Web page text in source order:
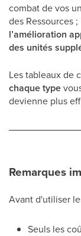
combat de vos
des Ressources
l’amélioration
des unités
Les tableaux de
chaque type
devienne plus
Remarques
Avant d'utiliser
Seuls les